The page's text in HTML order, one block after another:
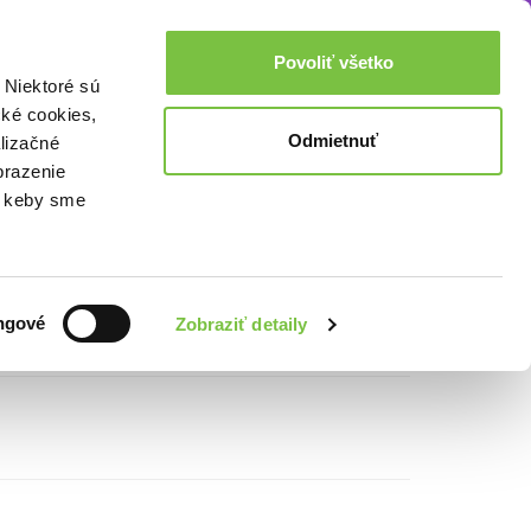
sú
cookies,
keby sme
Zobraziť detaily
Povoliť všetko
Odmietnuť
Prihlásenie 0,00€
Akcie a zľavy
vlivy -
strany alebo iné nedokonalosti